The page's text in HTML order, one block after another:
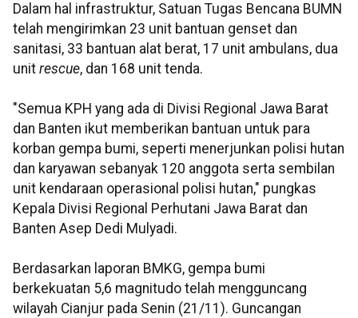
Dalam hal infrastruktur, Satuan Tugas Bencana BUMN
telah mengirimkan 23 unit bantuan genset dan
sanitasi, 33 bantuan alat berat, 17 unit ambulans, dua
unit rescue, dan 168 unit tenda.
"Semua KPH yang ada di Divisi Regional Jawa Barat
dan Banten ikut memberikan bantuan untuk para
korban gempa bumi, seperti menerjunkan polisi hutan
dan karyawan sebanyak 120 anggota serta sembilan
unit kendaraan operasional polisi hutan," pungkas
Kepala Divisi Regional Perhutani Jawa Barat dan
Banten Asep Dedi Mulyadi.
Berdasarkan laporan BMKG, gempa bumi
berkekuatan 5,6 magnitudo telah mengguncang
wilayah Cianjur pada Senin (21/11). Guncangan